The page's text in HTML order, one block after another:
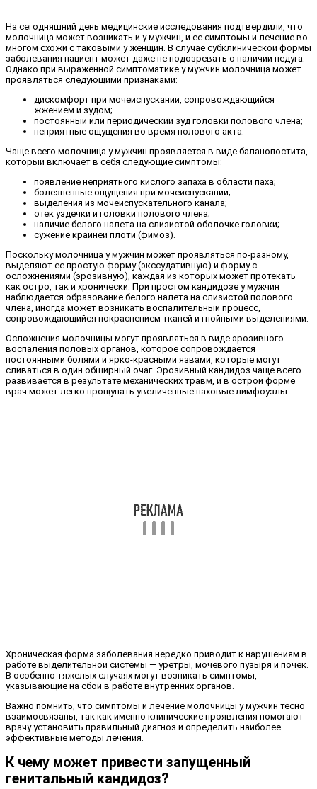
На сегодняшний день медицинские исследования подтвердили, что
молочница может возникать и у мужчин, и ее симптомы и лечение во
многом схожи с таковыми у женщин. В случае субклинической формы
заболевания пациент может даже не подозревать о наличии недуга.
Однако при выраженной симптоматике у мужчин молочница может
проявляться следующими признаками:
дискомфорт при мочеиспускании, сопровождающийся
жжением и зудом;
постоянный или периодический зуд головки полового члена;
неприятные ощущения во время полового акта.
Чаще всего молочница у мужчин проявляется в виде баланопостита,
который включает в себя следующие симптомы:
появление неприятного кислого запаха в области паха;
болезненные ощущения при мочеиспускании;
выделения из мочеиспускательного канала;
отек уздечки и головки полового члена;
наличие белого налета на слизистой оболочке головки;
сужение крайней плоти (фимоз).
Поскольку молочница у мужчин может проявляться по-разному,
выделяют ее простую форму (экссудативную) и форму с
осложнениями (эрозивную), каждая из которых может протекать
как остро, так и хронически. При простом кандидозе у мужчин
наблюдается образование белого налета на слизистой полового
члена, иногда может возникать воспалительный процесс,
сопровождающийся покраснением тканей и гнойными выделениями.
Осложнения молочницы могут проявляться в виде эрозивного
воспаления половых органов, которое сопровождается
постоянными болями и ярко-красными язвами, которые могут
сливаться в один обширный очаг. Эрозивный кандидоз чаще всего
развивается в результате механических травм, и в острой форме
врач может легко прощупать увеличенные паховые лимфоузлы.
Хроническая форма заболевания нередко приводит к нарушениям в
работе выделительной системы — уретры, мочевого пузыря и почек.
В особенно тяжелых случаях могут возникать симптомы,
указывающие на сбои в работе внутренних органов.
Важно помнить, что симптомы и лечение молочницы у мужчин тесно
взаимосвязаны, так как именно клинические проявления помогают
врачу установить правильный диагноз и определить наиболее
эффективные методы лечения.
К чему может привести запущенный
генитальный кандидоз?